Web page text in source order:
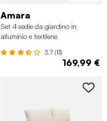
Amara
Set 4 sedie da giardino in
alluminio e textilene
3.7 (13)
169,99 €